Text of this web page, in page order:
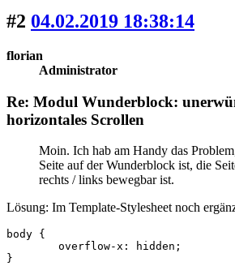
#2 04.02.2019 18:38:14
florian
Administrator
Re: Modul Wunderblock:
horizontales Scrollen
Moin. Ich hab am Handy das
Seite auf der Wunderblock ist, die
rechts / links bewegbar ist.
Lösung: Im Template-Stylesheet noch
body {
}